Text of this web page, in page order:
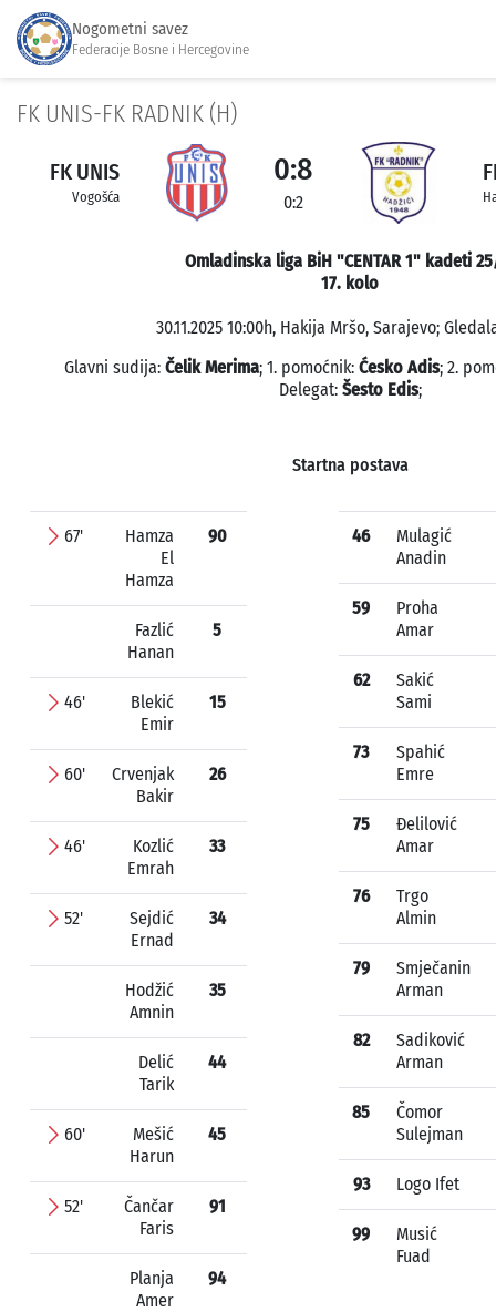
Nogometni savez
Federacije Bosne i Hercegovine
FK UNIS-FK RADNIK (H)
FK UNIS
Vogošća
0:8
0:2
Omladinska liga BiH "CENTAR 1" kadeti
17. kolo
30.11.2025 10:00h, Hakija Mršo, Sarajevo;
Glavni sudija: Čelik Merima; 1. pomoćnik: Ćesko Adis; 2.
Delegat: Šesto Edis;
Startna postava
67'
Hamza
El
Hamza
90
Fazlić
Hanan
5
46'
Blekić
Emir
15
60'
Crvenjak
Bakir
26
46'
Kozlić
Emrah
33
52'
Sejdić
Ernad
34
Hodžić
Amnin
35
Delić
Tarik
44
60'
Mešić
Harun
45
52'
Čančar
Faris
91
Planja
Amer
94
46
Mulagić
Anadin
59
Proha
Amar
62
Sakić
Sami
73
Spahić
Emre
75
Đelilović
Amar
76
Trgo
Almin
79
Smječanin
Arman
82
Sadiković
Arman
85
Čomor
Sulejman
93 Logo Ifet
99
Musić
Fuad